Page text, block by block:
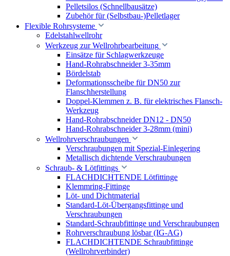
Pelletsilos (Schnellbausätze)
Zubehör für (Selbstbau-)Pelletlager
Flexible Rohrsysteme
Edelstahlwellrohr
Werkzeug zur Wellrohrbearbeitung
Einsätze für Schlagwerkzeuge
Hand-Rohrabschneider 3-35mm
Bördelstab
Deformationsscheibe für DN50 zur
Flanschherstellung
Doppel-Klemmen z. B. für elektrisches Flansch-
Werkzeug
Hand-Rohrabschneider DN12 - DN50
Hand-Rohrabschneider 3-28mm (mini)
Wellrohrverschraubungen
Verschraubungen mit Spezial-Einlegering
Metallisch dichtende Verschraubungen
Schraub- & Lötfittings
FLACHDICHTENDE Lötfittinge
Klemmring-Fittinge
Löt- und Dichtmaterial
Standard-Löt-Übergangsfittinge und
Verschraubungen
Standard-Schraubfittinge und Verschraubungen
Rohrverschraubung lösbar (IG-AG)
FLACHDICHTENDE Schraubfittinge
(Wellrohrverbinder)